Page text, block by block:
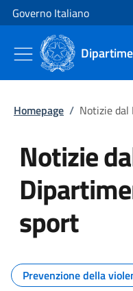
Vai al contenuto
Vai alla navigazione del sito
Governo Italiano
Homepage / Notizie
Notizie
sport
Tutti i
Prevenzione della